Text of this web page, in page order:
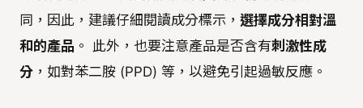
同，因此，建議仔細閱讀成分標示， 選擇成分相對溫
和的產品 。 此外，也要注意產品是否含有刺激性成
分 ，如對苯二胺 (PPD) 等，以避免引起過敏反應。